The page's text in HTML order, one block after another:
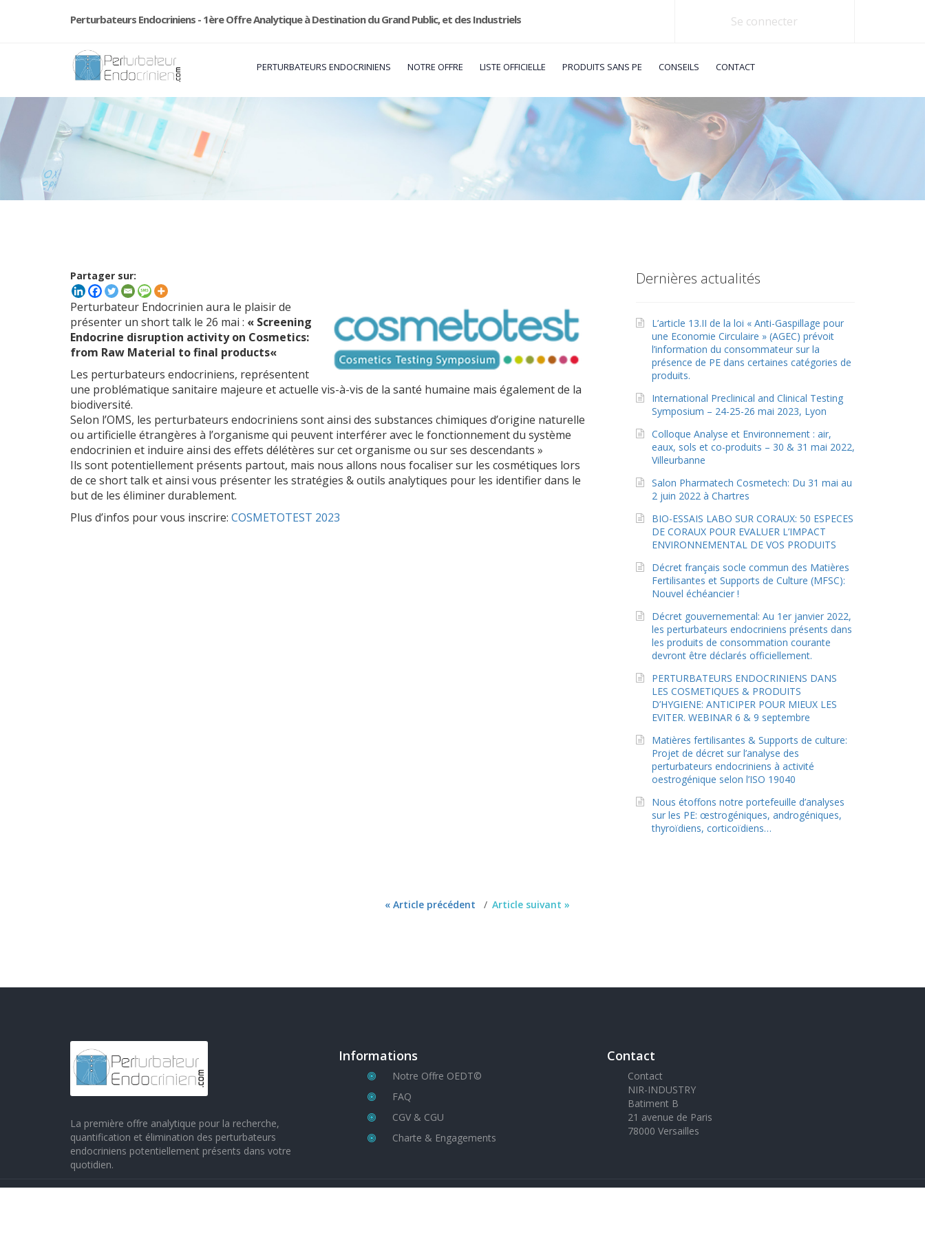
Perturbateurs Endocriniens - 1ère Offre Analytique à Destination du Grand Public, et des Industriels Se connecter
PERTURBATEURS ENDOCRINIENS NOTRE OFFRE LISTE OFFICIELLE PRODUITS SANS PE CONSEILS CONTACT
Partager sur:
Perturbateur Endocrinien aura le plaisir de
présenter un short talk le 26 mai : « Screening
Endocrine disruption activity on Cosmetics:
from Raw Material to final products«
Les perturbateurs endocriniens, représentent
une problématique sanitaire majeure et actuelle vis-à-vis de la santé humaine mais également de la
biodiversité.
Selon l’OMS, les perturbateurs endocriniens sont ainsi des substances chimiques d’origine naturelle
ou artificielle étrangères à l’organisme qui peuvent interférer avec le fonctionnement du système
endocrinien et induire ainsi des effets délétères sur cet organisme ou sur ses descendants »
Ils sont potentiellement présents partout, mais nous allons nous focaliser sur les cosmétiques lors
de ce short talk et ainsi vous présenter les stratégies & outils analytiques pour les identifier dans le
but de les éliminer durablement.
Plus d’infos pour vous inscrire: COSMETOTEST 2023
Dernières actualités
L’article 13.II de la loi « Anti-Gaspillage pour
une Economie Circulaire » (AGEC) prévoit
l’information du consommateur sur la
présence de PE dans certaines catégories de
produits.
International Preclinical and Clinical Testing
Symposium – 24-25-26 mai 2023, Lyon
Colloque Analyse et Environnement : air,
eaux, sols et co-produits – 30 & 31 mai 2022,
Villeurbanne
Salon Pharmatech Cosmetech: Du 31 mai au
2 juin 2022 à Chartres
BIO-ESSAIS LABO SUR CORAUX: 50 ESPECES
DE CORAUX POUR EVALUER L’IMPACT
ENVIRONNEMENTAL DE VOS PRODUITS
Décret français socle commun des Matières
Fertilisantes et Supports de Culture (MFSC):
Nouvel échéancier !
Décret gouvernemental: Au 1er janvier 2022,
les perturbateurs endocriniens présents dans
les produits de consommation courante
devront être déclarés officiellement.
PERTURBATEURS ENDOCRINIENS DANS
LES COSMETIQUES & PRODUITS
D’HYGIENE: ANTICIPER POUR MIEUX LES
EVITER. WEBINAR 6 & 9 septembre
Matières fertilisantes & Supports de culture:
Projet de décret sur l’analyse des
perturbateurs endocriniens à activité
oestrogénique selon l’ISO 19040
Nous étoffons notre portefeuille d’analyses
sur les PE: œstrogéniques, androgéniques,
thyroïdiens, corticoïdiens…
« Article précédent Article suivant »
La première offre analytique pour la recherche,
quantification et élimination des perturbateurs
endocriniens potentiellement présents dans votre
quotidien.
Informations
Notre Offre OEDT©
FAQ
CGV & CGU
Charte & Engagements
Contact
Contact
NIR-INDUSTRY
Batiment B
21 avenue de Paris
78000 Versailles